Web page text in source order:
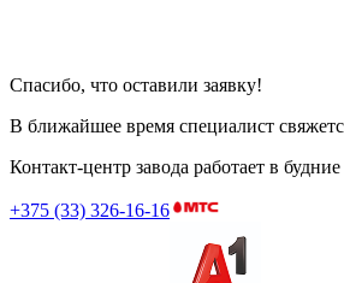
Спасибо, что оставили заявку!
В ближайшее время специалист
Контакт-центр завода работает в
+375 (33) 326-16-16